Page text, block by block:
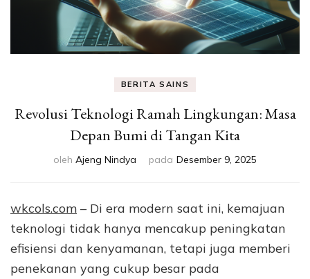
BERITA SAINS
Revolusi Teknologi Ramah Lingkungan: Masa
Depan Bumi di Tangan Kita
oleh Ajeng Nindya pada Desember 9, 2025
wkcols.com – Di era modern saat ini, kemajuan
teknologi tidak hanya mencakup peningkatan
efisiensi dan kenyamanan, tetapi juga memberi
penekanan yang cukup besar pada